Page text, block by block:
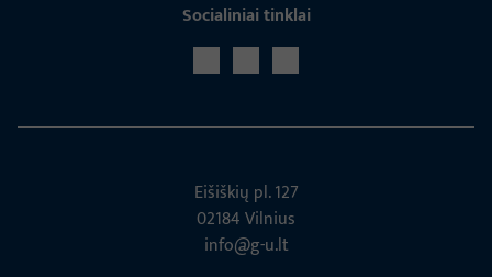
Socialiniai tinklai
Eišiškių pl. 127
02184 Vil­nius
info@g-u.lt